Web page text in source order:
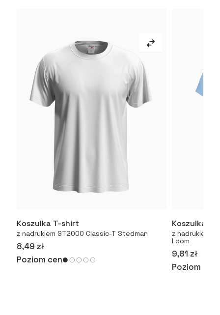
Koszulka T-shirt
z nadrukiem ST2000 Classic-T Stedman
8,49 zł
Poziom cen
Koszulka
z nadrukiem
Loom
9,81 zł
Poziom cen